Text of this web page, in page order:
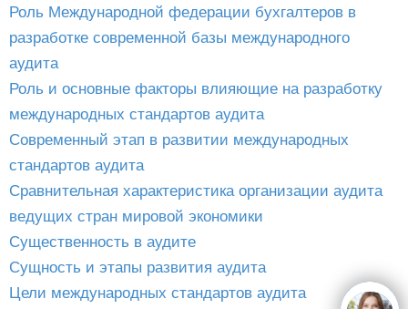
Роль Международной федерации бухгалтеров в
разработке современной базы международного
аудита
Роль и основные факторы влияющие на разработку
международных стандартов аудита
Современный этап в развитии международных
стандартов аудита
Сравнительная характеристика организации аудита
ведущих стран мировой экономики
Существенность в аудите
Сущность и этапы развития аудита
Цели международных стандартов аудита